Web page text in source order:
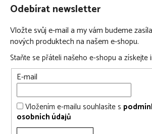
Odebírat newsletter
Vložte svůj e-mail a my vám budeme
nových produktech na našem e-shopu.
Staňte se přáteli našeho e-shopu a
E-mail
Vložením e-mailu souhlasíte s
osobních údajů